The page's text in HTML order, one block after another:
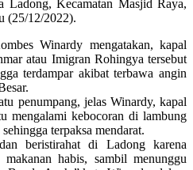
Ladong, Kecamatan Masjid Raya,
(25/12/2022).
Winardy mengatakan, kapal
atau Imigran Rohingya tersebut
terdampar akibat terbawa angin
penumpang, jelas Winardy, kapal
mengalami kebocoran di lambung
terpaksa mendarat.
beristirahat di Ladong karena
habis, sambil menunggu